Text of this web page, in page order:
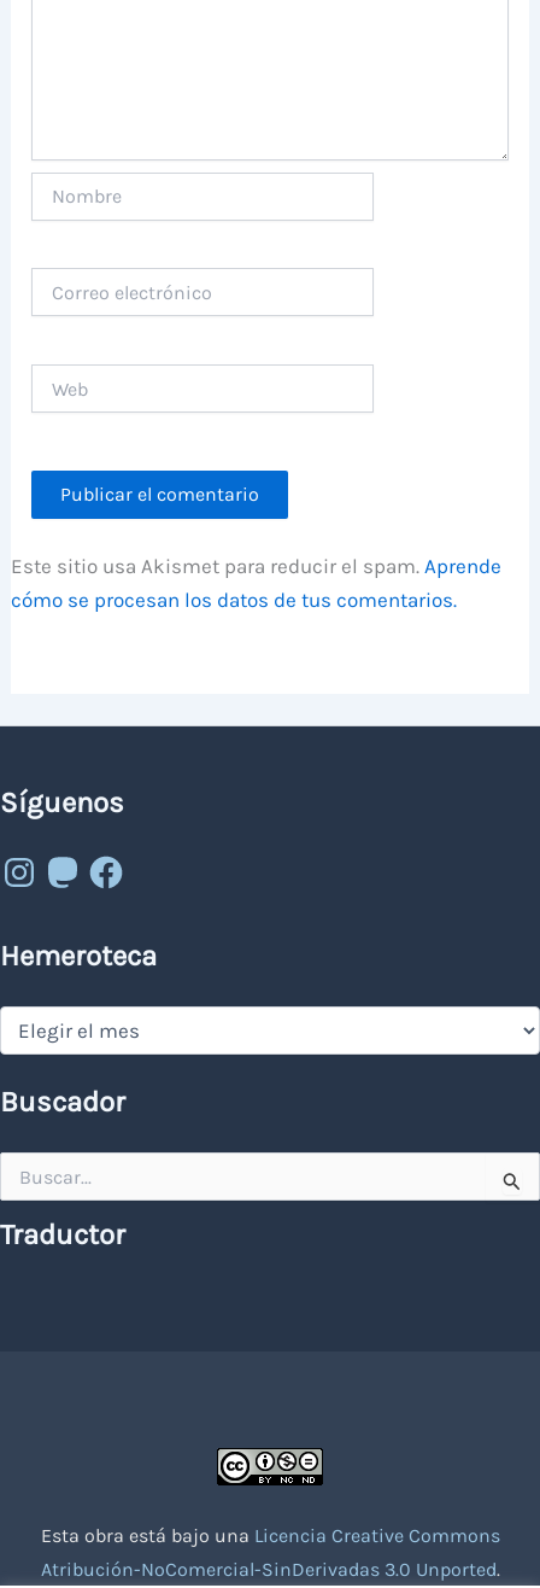
electrónico
Este sitio usa Akismet para reducir el spam.Aprende
cómo se procesan los datos de tus comentarios.
Síguenos
Instagram
MastodonFacebook
Hemeroteca
Hemeroteca
Buscador
por:
Traductor
Esta obra está bajo una Licencia Creative Commons
Atribución-NoComercial-SinDerivadas 3.0 Unported.